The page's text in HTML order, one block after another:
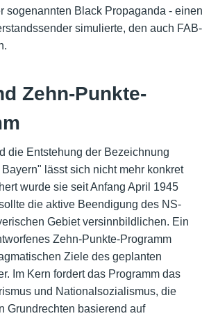
sogenannten Black Propaganda - einen
simulierte, den auch FAB-
Zehn-Punkte-
die Entstehung der Bezeichnung
lässt sich nicht mehr konkret
wurde sie seit Anfang April 1945
die aktive Beendigung des NS-
Gebiet versinnbildlichen. Ein
Zehn-Punkte-Programm
Ziele des geplanten
Im Kern fordert das Programm das
und Nationalsozialismus, die
Grundrechten basierend auf